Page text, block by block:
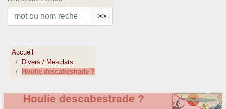
>>
Accueil
Divers / Mesclats
Houlie descabestrade ?
Houlie descabestrade ?